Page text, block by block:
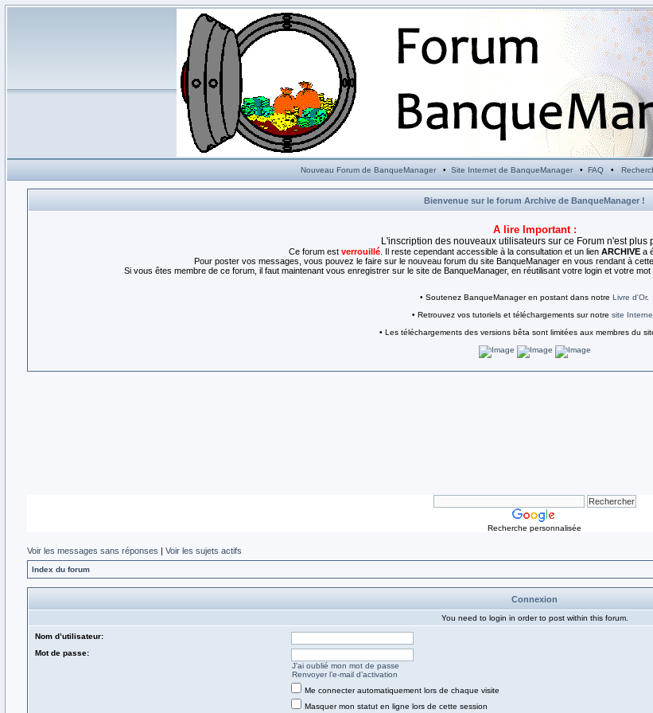
Nouveau Forum de BanqueManager• Site Internet de BanqueManager• FAQ •
Bienvenue sur le forum Archive de BanqueManager !
A lire Important :
L'inscription des nouveaux utilisateurs sur ce Forum n'est plus
Ce forum est verrouillé . Il reste cependant accessible à la consultation et un lien ARCHIVE a
Pour poster vos messages, vous pouvez le faire sur le nouveau forum du site BanqueManager en vous rendant à
Si vous êtes membre de ce forum, il faut maintenant vous enregistrer sur le site de BanqueManager, en réutilisant votre login et votre
• Soutenez BanqueManager en postant dans notre Livre d'Or.
• Retrouvez vos tutoriels et téléchargements sur notre site
• Les téléchargements des versions bêta sont limitées aux membres du
Recherche personnalisée
Voir les messages sans réponses | Voir les sujets actifs
Index du forum
Connexion
You need to login in order to post within this forum.
Nom d’utilisateur:
Mot de passe:
J’ai oublié mon mot de passe
Renvoyer l’e-mail d’activation
Me connecter automatiquement lors de chaque visite
Masquer mon statut en ligne lors de cette session